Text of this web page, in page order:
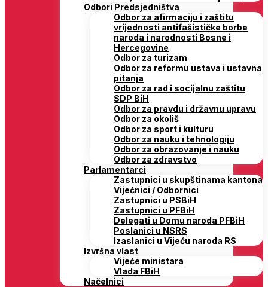
Odbori Predsjedništva
Odbor za afirmaciju i zaštitu
vrijednosti antifašističke borbe
naroda i narodnosti Bosne i
Hercegovine
Odbor za turizam
Odbor za reformu ustava i ustavna
pitanja
Odbor za rad i socijalnu zaštitu
SDP BiH
Odbor za pravdu i državnu upravu
Odbor za okoliš
Odbor za sport i kulturu
Odbor za nauku i tehnologiju
Odbor za obrazovanje i nauku
Odbor za zdravstvo
Parlamentarci
Zastupnici u skupštinama kantona
Vijećnici / Odbornici
Zastupnici u PSBiH
Zastupnici u PFBiH
Delegati u Domu naroda PFBiH
Poslanici u NSRS
Izaslanici u Vijeću naroda RS
Izvršna vlast
Vijeće ministara
Vlada FBiH
Načelnici